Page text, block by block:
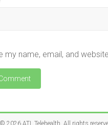
my name, email, and
2026 ATL Telehealth . All rights